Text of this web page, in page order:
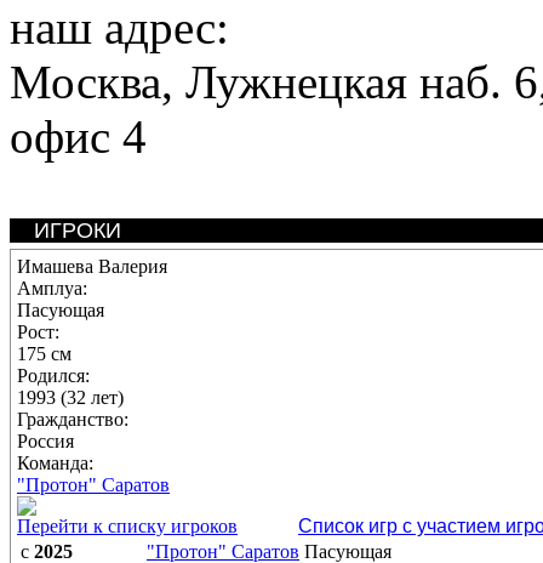
наш адрес:
Москва, Лужнецкая наб.
офис 4
ИГРОКИ
Имашева Валерия
Амплуа:
Пасующая
Рост:
175 см
Родился:
1993 (32 лет)
Гражданство:
Россия
Команда:
"Протон" Саратов
Перейти к списку игроков
Список игр с участием
с 2025 "Протон" Саратов Пасующая